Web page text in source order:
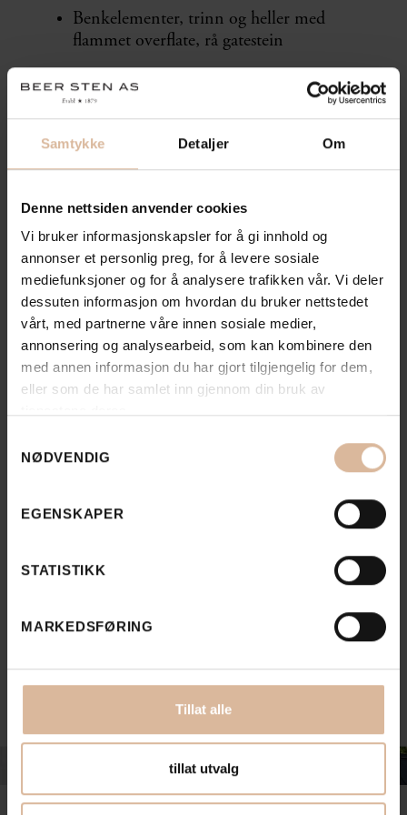
Samtykke Detaljer Om
Denne nettsiden anvender cookies
Vi bruker informasjonskapsler for å gi innhold og
annonser et personlig preg, for å levere sosiale
mediefunksjoner og for å analysere trafikken vår. Vi deler
dessuten informasjon om hvordan du bruker nettstedet
vårt, med partnerne våre innen sosiale medier,
annonsering og analysearbeid, som kan kombinere den
med annen informasjon du har gjort tilgjengelig for dem,
eller som de har samlet inn gjennom din bruk av
NØDVENDIG
EGENSKAPER
STATISTIKK
MARKEDSFØRING
Tillat alle
tillat utvalg
Benkelementer, trinn og heller med
flammet overflate, rå gatestein
Utførende: Uteanlegg AS
Byggherre: Drammensveien 149 AS
Se flere